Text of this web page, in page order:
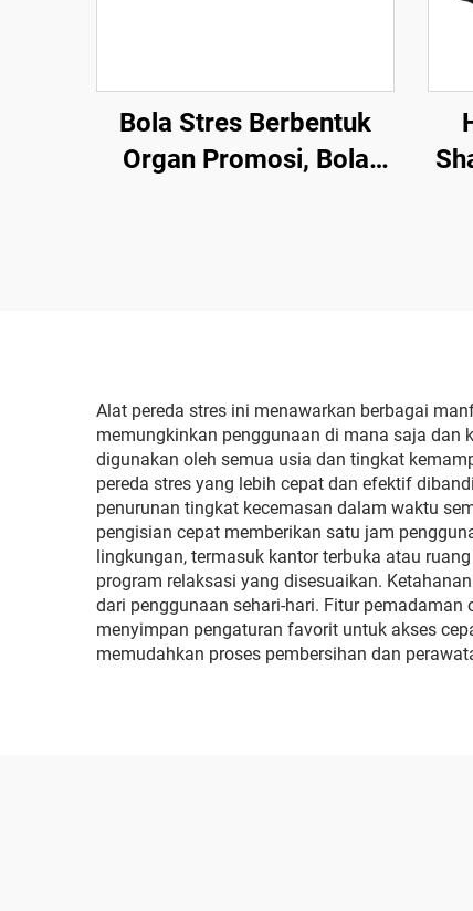
Bola Stres Berbentuk
Organ Promosi, Bola
Alat pereda stres ini menawarkan berbagai
memungkinkan penggunaan di mana saja
digunakan oleh semua usia dan tingkat
pereda stres yang lebih cepat dan efektif
penurunan tingkat kecemasan dalam waktu
pengisian cepat memberikan satu jam
lingkungan, termasuk kantor terbuka atau
program relaksasi yang disesuaikan.
dari penggunaan sehari-hari. Fitur
menyimpan pengaturan favorit untuk akses
memudahkan proses pembersihan dan